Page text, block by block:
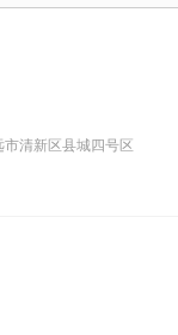
市清新区县城四号区